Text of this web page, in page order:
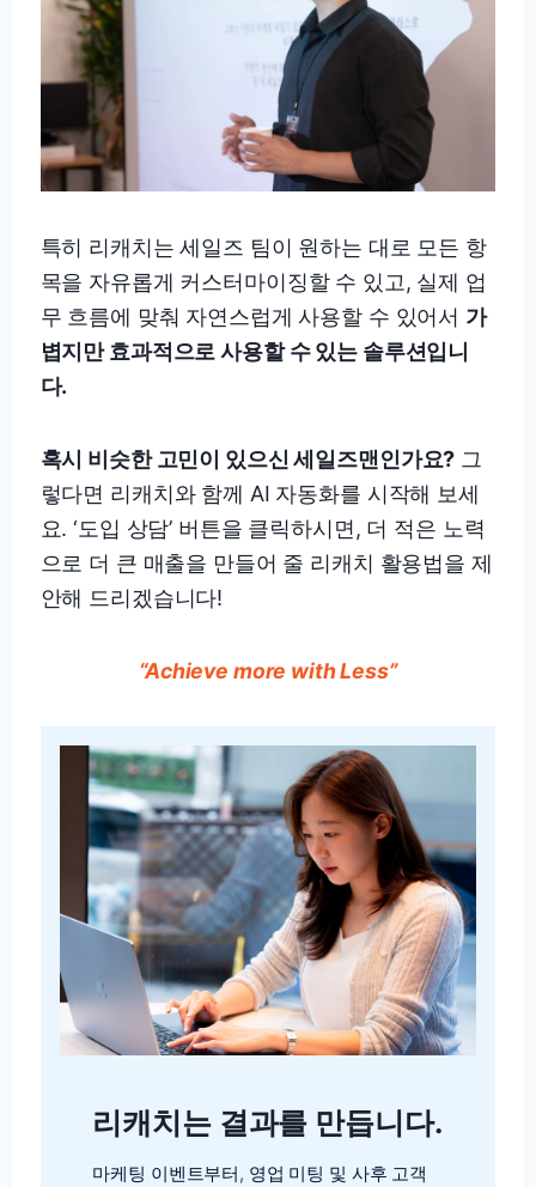
특히 리캐치는 세일즈 팀이 원하는 대로 모든 항
목을 자유롭게 커스터마이징할 수 있고, 실제 업
무 흐름에 맞춰 자연스럽게 사용할 수 있어서 가
볍지만 효과적으로 사용할 수 있는 솔루션입니
다.
혹시 비슷한 고민이 있으신 세일즈맨인가요? 그
렇다면 리캐치와 함께 AI 자동화를 시작해 보세
요. ‘도입 상담’ 버튼을 클릭하시면, 더 적은 노력
으로 더 큰 매출을 만들어 줄 리캐치 활용법을 제
안해 드리겠습니다!
“Achieve more with Less”
리캐치는 결과를 만듭니다.
마케팅 이벤트부터, 영업 미팅 및 사후 고객